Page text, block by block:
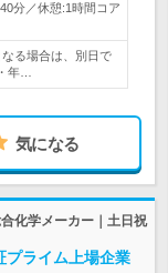
分／休憩:1時間コア
る場合は、別日で
年…
気になる
化学メーカー｜土日祝
プライム上場企業